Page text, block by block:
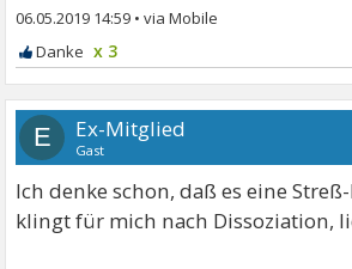
06.05.2019 14:59 •
x 3
E Ex-Mitglied
Gast
Ich denke schon, daß es eine
klingt für mich nach Dissoziation,